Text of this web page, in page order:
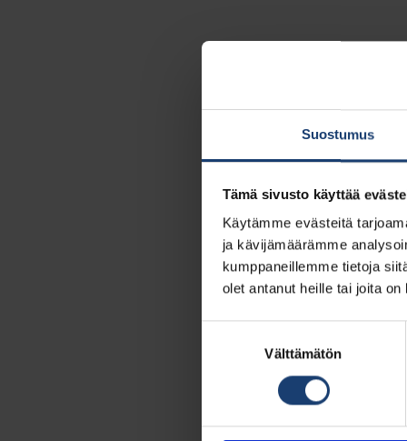
Suostumus
Tämä sivusto käyttää
Käytämme evästeitä
ja kävijämäärämme
kumppaneillemme tietoja
olet antanut heille tai joita
Välttämätön